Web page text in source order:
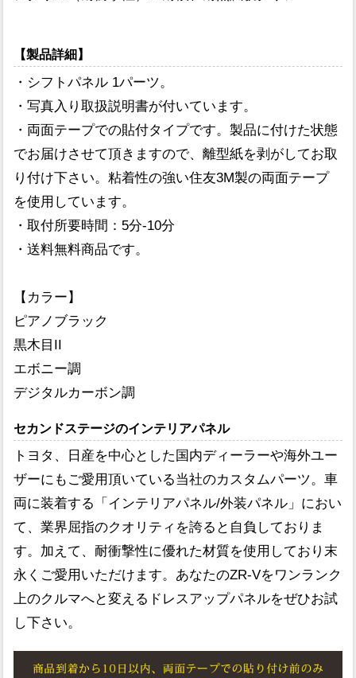
【製品詳細】
・シフトパネル 1パーツ。
・写真入り取扱説明書が付いています。
・両面テープでの貼付タイプです。製品に付けた状態
でお届けさせて頂きますので、離型紙を剥がしてお取
り付け下さい。粘着性の強い住友3M製の両面テープ
を使用しています。
・取付所要時間：5分-10分
・送料無料商品です。
【カラー】
ピアノブラック
黒木目II
エボニー調
デジタルカーボン調
セカンドステージのインテリアパネル
トヨタ、日産を中心とした国内ディーラーや海外ユー
ザーにもご愛用頂いている当社のカスタムパーツ。車
両に装着する「インテリアパネル/外装パネル」におい
て、業界屈指のクオリティを誇ると自負しておりま
す。加えて、耐衝撃性に優れた材質を使用しており末
永くご愛用いただけます。あなたのZR-Vをワンランク
上のクルマへと変えるドレスアップパネルをぜひお試
し下さい。